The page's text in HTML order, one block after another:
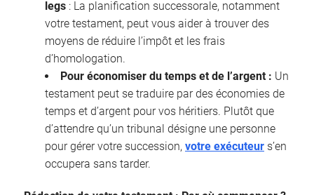
legs : La planification successorale, notamment
votre testament, peut vous aider à trouver des
moyens de réduire l’impôt et les frais
d’homologation.
Pour économiser du temps et de l’argent : Un
testament peut se traduire par des économies de
temps et d’argent pour vos héritiers. Plutôt que
d’attendre qu’un tribunal désigne une personne
pour gérer votre succession, votre exécuteur s’en
occupera sans tarder.